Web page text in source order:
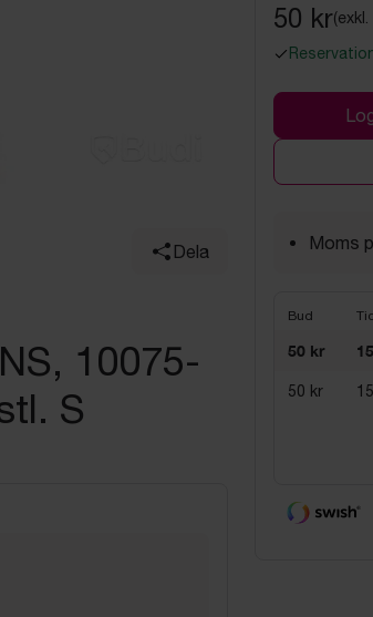
Dela
10075-
S
50 kr
Moms
Bud
50 kr
50 kr